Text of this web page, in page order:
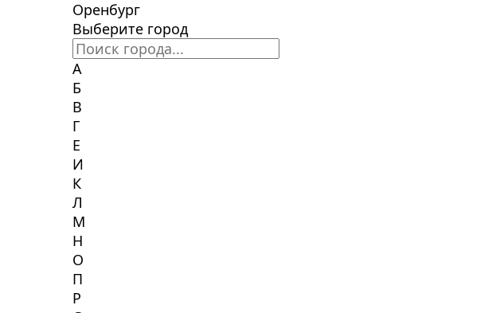
Оренбург
Выберите город
А
Б
В
Г
Е
И
К
Л
М
Н
О
П
Р